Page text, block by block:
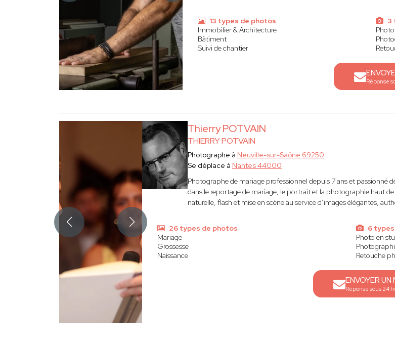
13 types de photos
Immobilier & Architecture
Bâtiment
Suivi de chantier
3
Réponse
Thierry POTVAIN
THIERRY POTVAIN
Photographe à Neuville-sur-Saône 69250
Se déplace à Nantes 44000
Photographe de mariage professionnel depuis 7 ans et passionné
dans le reportage de mariage, le portrait et la photographie haut
naturelle, flash et mise en scène au service d’images élégantes,
26 types de photos
Mariage
Grossesse
Naissance
6
Photo en
Retouche
ENVOYER UN
Réponse sous 24